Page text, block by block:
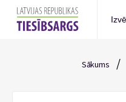
Sākums /